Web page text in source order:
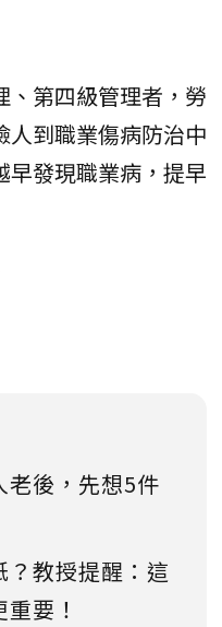
、第四級管理者，勞
人到職業傷病防治中
早發現職業病，提早
老後，先想5件
教授提醒：這
要！